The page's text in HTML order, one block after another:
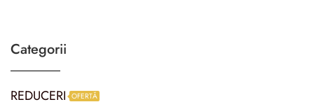
Categorii
REDUCERI OFERTĂ